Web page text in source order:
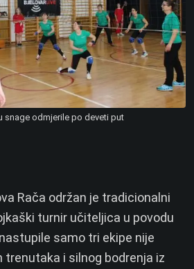
snage odmjerile po deveti put
Rača održan je tradicionalni
turnir učiteljica u povodu
samo tri ekipe nije
i silnog bodrenja iz